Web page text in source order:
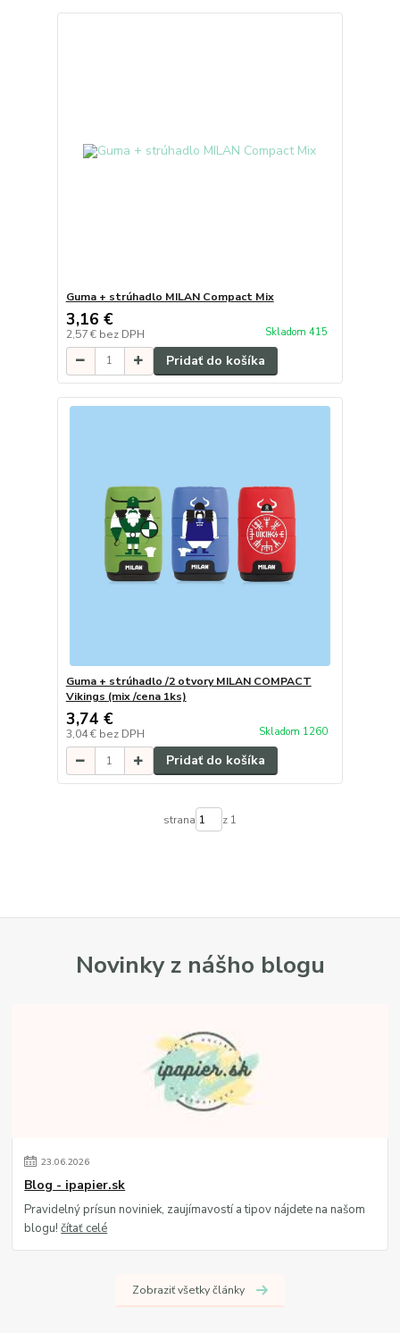
Guma + strúhadlo MILAN Compact Mix
3,16 €
2,57 € bez DPH Skladom 415
Pridať do košíka
Guma + strúhadlo /2 otvory MILAN COMPACT
Vikings (mix /cena 1ks)
3,74 €
3,04 € bez DPH Skladom 1260
Pridať do košíka
strana z 1
Novinky z nášho blogu
23.06.2026
Blog - ipapier.sk
Pravidelný prísun noviniek, zaujímavostí a tipov nájdete na našom
blogu!čítať celé
Zobraziť všetky články